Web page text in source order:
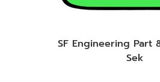
SF Engineering Part
Sek